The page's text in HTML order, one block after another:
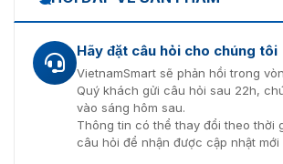
Hãy đặt câu hỏi cho chúng tôi
VietnamSmart sẽ phản hồi trong
Quý khách gửi câu hỏi sau 22h,
vào sáng hôm sau.
Thông tin có thể thay đổi theo thời
câu hỏi để nhận được cập nhật mới